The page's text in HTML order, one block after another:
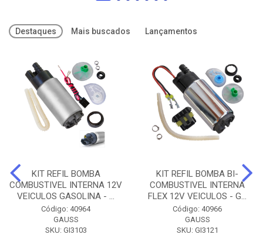
Destaques Mais buscados Lançamentos
KIT REFIL BOMBA
COMBUSTIVEL INTERNA 12V
VEICULOS GASOLINA - ...
Código: 40964
GAUSS
SKU: GI3103
KIT REFIL BOMBA BI-
COMBUSTIVEL INTERNA
FLEX 12V VEICULOS - G...
Código: 40966
GAUSS
SKU: GI3121